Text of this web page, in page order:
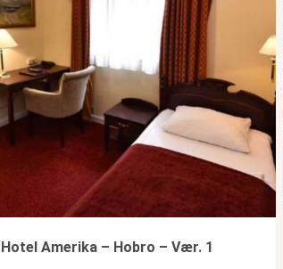
Hotel Amerika – Hobro – Vær. 1